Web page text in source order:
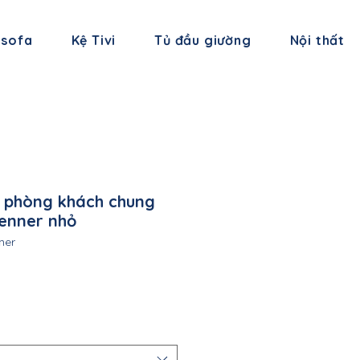
Kệ Tivi Tủ đầu giường Nội thất
khách chung
nhỏ